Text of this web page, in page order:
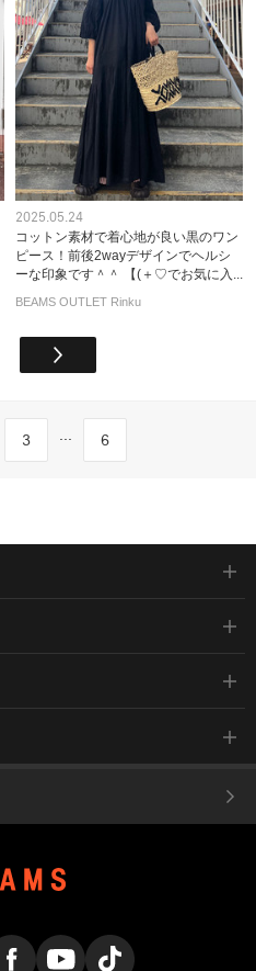
2025.05.24
コットン素材で着心地が良い黒のワン
ピース！前後2wayデザインでヘルシ
ーな印象です＾＾ 【(＋♡でお気に入...
BEAMS OUTLET Rinku
3 ... 6